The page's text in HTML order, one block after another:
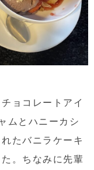
ョコレートアイ
ムとハニーカシ
たバニラケーキ
。ちなみに先輩